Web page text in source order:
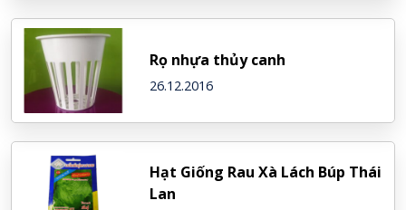
Rọ nhựa thủy canh
26.12.2016
Hạt Giống Rau Xà Lách Búp Thái
Lan